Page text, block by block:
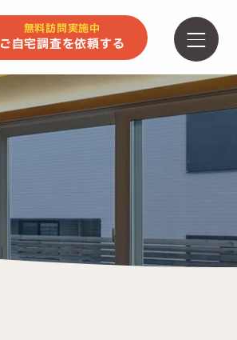
無料訪問実施中
ご自宅調査を依頼する